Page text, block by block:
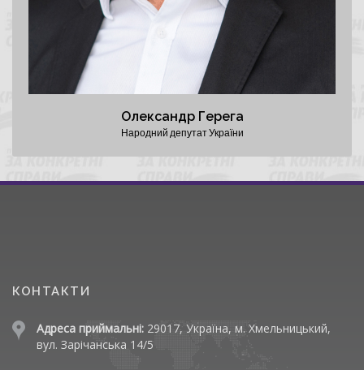
Олександр Герега
Народний депутат України
КОНТАКТИ
Адреса приймальні: 29017, Україна, м. Хмельницький,
вул. Зарічанська 14/5